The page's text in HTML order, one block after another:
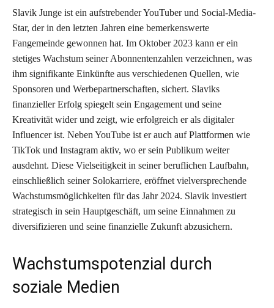
Slavik Junge ist ein aufstrebender YouTuber und Social-Media-
Star, der in den letzten Jahren eine bemerkenswerte
Fangemeinde gewonnen hat. Im Oktober 2023 kann er ein
stetiges Wachstum seiner Abonnentenzahlen verzeichnen, was
ihm signifikante Einkünfte aus verschiedenen Quellen, wie
Sponsoren und Werbepartnerschaften, sichert. Slaviks
finanzieller Erfolg spiegelt sein Engagement und seine
Kreativität wider und zeigt, wie erfolgreich er als digitaler
Influencer ist. Neben YouTube ist er auch auf Plattformen wie
TikTok und Instagram aktiv, wo er sein Publikum weiter
ausdehnt. Diese Vielseitigkeit in seiner beruflichen Laufbahn,
einschließlich seiner Solokarriere, eröffnet vielversprechende
Wachstumsmöglichkeiten für das Jahr 2024. Slavik investiert
strategisch in sein Hauptgeschäft, um seine Einnahmen zu
diversifizieren und seine finanzielle Zukunft abzusichern.
Wachstumspotenzial durch
soziale Medien